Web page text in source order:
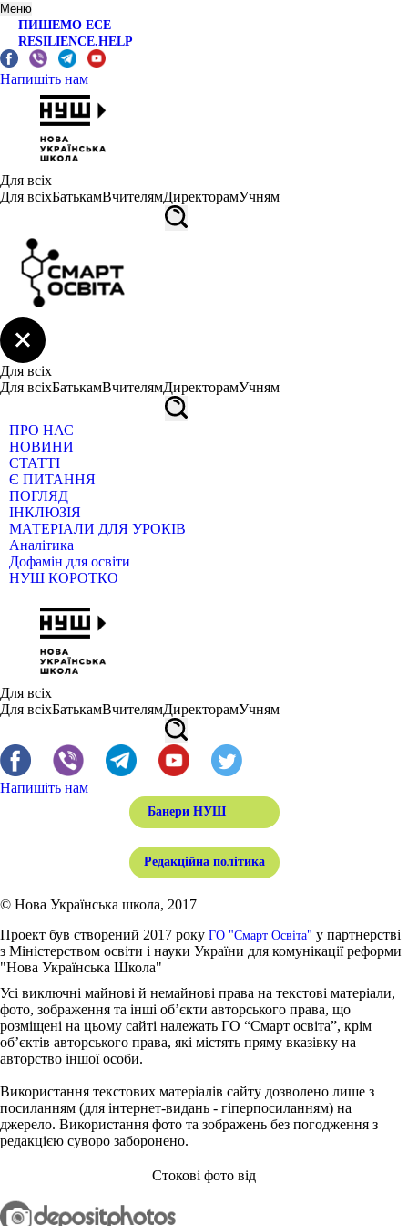
Меню
ПИШЕМО ЕСЕ
RESILIENCE.HELP
Напишіть нам
Для всіх
Для всіхБатькамВчителямДиректорамУчням
Для всіх
Для всіхБатькамВчителямДиректорамУчням
ПРО НАС
НОВИНИ
СТАТТІ
Є ПИТАННЯ
ПОГЛЯД
ІНКЛЮЗІЯ
МАТЕРІАЛИ ДЛЯ УРОКІВ
Аналітика
Дофамін для освіти
НУШ КОРОТКО
Для всіх
Для всіхБатькамВчителямДиректорамУчням
Напишіть нам
Банери НУШ
Редакційна політика
© Нова Українська школа, 2017
Проект був створений 2017 року ГО "Смарт Освіта" у партнерстві
з Міністерством освіти і науки України для комунікації реформи
"Нова Українська Школа"
Усі виключні майнові й немайнові права на текстові матеріали,
фото, зображення та інші об’єкти авторського права, що
розміщені на цьому сайті належать ГО “Смарт освіта”, крім
об’єктів авторського права, які містять пряму вказівку на
авторство іншої особи.
Використання текстових матеріалів сайту дозволено лише з
посиланням (для інтернет-видань - гіперпосиланням) на
джерело. Використання фото та зображень без погодження з
редакцією суворо заборонено.
Стокові фото від